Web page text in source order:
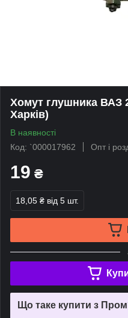
Хомут глушника ВАЗ
Харків)
В наявності
Код: `000017962
Опт і
19 ₴
18,05 ₴ від 5 шт.
Що таке купити з